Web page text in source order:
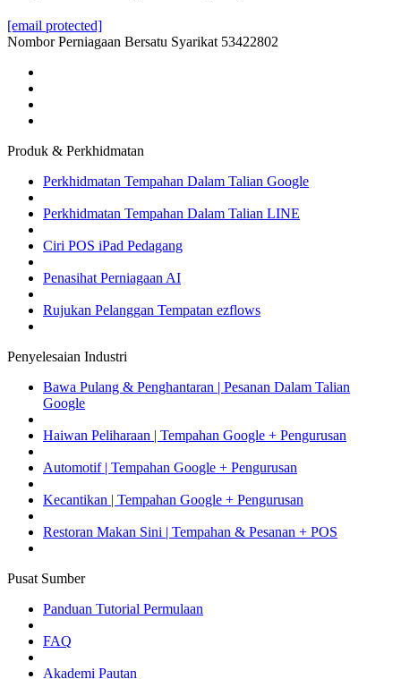
[email protected]
Nombor Perniagaan Bersatu Syarikat 53422802
Produk & Perkhidmatan
Perkhidmatan Tempahan Dalam Talian Google
Perkhidmatan Tempahan Dalam Talian LINE
Ciri POS iPad Pedagang
Penasihat Perniagaan AI
Rujukan Pelanggan Tempatan ezflows
Penyelesaian Industri
Bawa Pulang & Penghantaran | Pesanan Dalam Talian
Google
Haiwan Peliharaan | Tempahan Google + Pengurusan
Automotif | Tempahan Google + Pengurusan
Kecantikan | Tempahan Google + Pengurusan
Restoran Makan Sini | Tempahan & Pesanan + POS
Pusat Sumber
Panduan Tutorial Permulaan
FAQ
Akademi Pautan